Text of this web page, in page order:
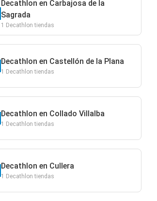
Decathlon en Carbajosa de la
Sagrada
1 Decathlon tiendas
Decathlon en Castellón de la Plana
1 Decathlon tiendas
Decathlon en Collado Villalba
1 Decathlon tiendas
Decathlon en Cullera
1 Decathlon tiendas